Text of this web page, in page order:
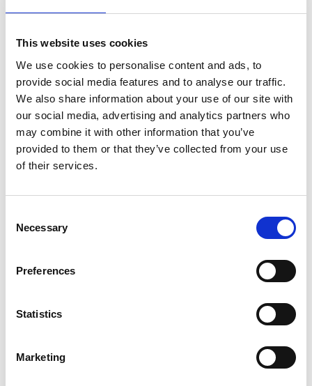
This website uses cookies
We use cookies to personalise content and ads, to
provide social media features and to analyse our traffic.
We also share information about your use of our site with
our social media, advertising and analytics partners who
may combine it with other information that you’ve
provided to them or that they’ve collected from your use
of their services.
Necessary
Preferences
Statistics
Marketing
【読み物】GDPRとは：第十三
回 大企業のGDPR対応ポイン
ト(1)
2019年1月27日
GDPR そのものを学びなおし、理解を深めたい方を対象
とした新たなシリーズ連載です。世界のデータ保護法に対
応しなければならない担当の方、今後データ保護法により
関与されたい弁護士や会計事務所の方、コンサルタントの
方に役立つ […]
続きを読む
【読み物】GDPRとは：第十一